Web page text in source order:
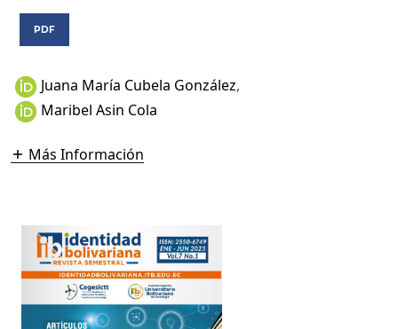
PDF
Juana María Cubela González,
Maribel Asin Cola
Más Información